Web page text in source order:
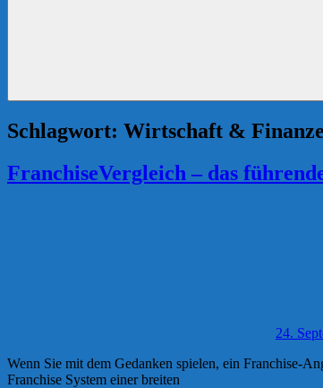
Schlagwort: Wirtschaft &
FranchiseVergleich – das
24.
Wenn Sie mit dem Gedanken spielen, ein Franchise-
Franchise System einer breiten